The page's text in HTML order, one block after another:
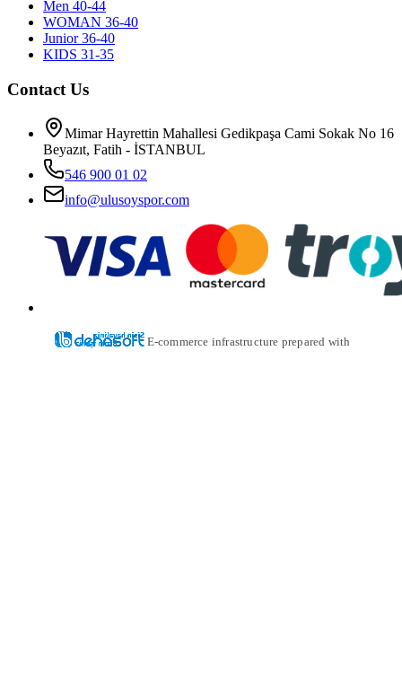
Men 40-44
WOMAN 36-40
Junior 36-40
KIDS 31-35
Contact Us
Mimar Hayrettin Mahallesi Gedikpaşa Cami Sokak No 16
Beyazıt, Fatih - İSTANBUL
546 900 01 02
info@ulusoyspor.com
E-commerce infrastructure prepared with